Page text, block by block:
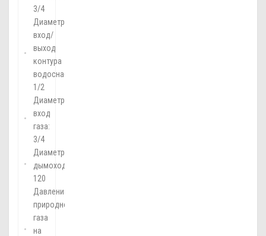
3/4
Диаметр
вход/
выход
контура
водоснабжения:
1/2
Диаметр
вход
газа:
3/4
Диаметр
дымохода:
120
Давление
природного
газа
на